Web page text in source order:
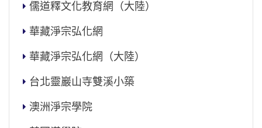
儒道釋文化教育網（大陸）
華藏淨宗弘化網
華藏淨宗弘化網（大陸）
台北靈巖山寺雙溪小築
澳洲淨宗學院